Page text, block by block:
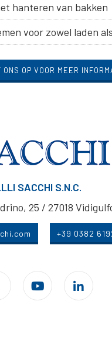
hanteren van bakken
voor zowel laden
OP VOOR MEER
SACCHI S.N.C.
25 / 27018
+39 0382